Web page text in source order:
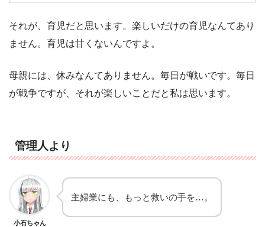
それが、育児だと思います。楽しいだけの育児なんてあり
ません。育児は甘くないんですよ。
母親には、休みなんてありません。毎日が戦いです。毎日
が戦争ですが、それが楽しいことだと私は思います。
管理人より
小石ちゃん
主婦業にも、もっと救いの手を…。